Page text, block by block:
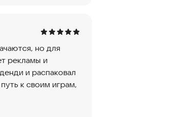
но для
рекламы и
и распаковал
к своим играм,